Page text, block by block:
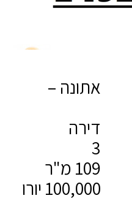
אתונה –
דירה